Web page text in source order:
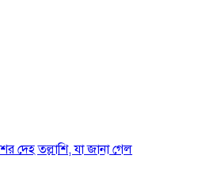
দেহ তল্লাশি, যা জানা গেল